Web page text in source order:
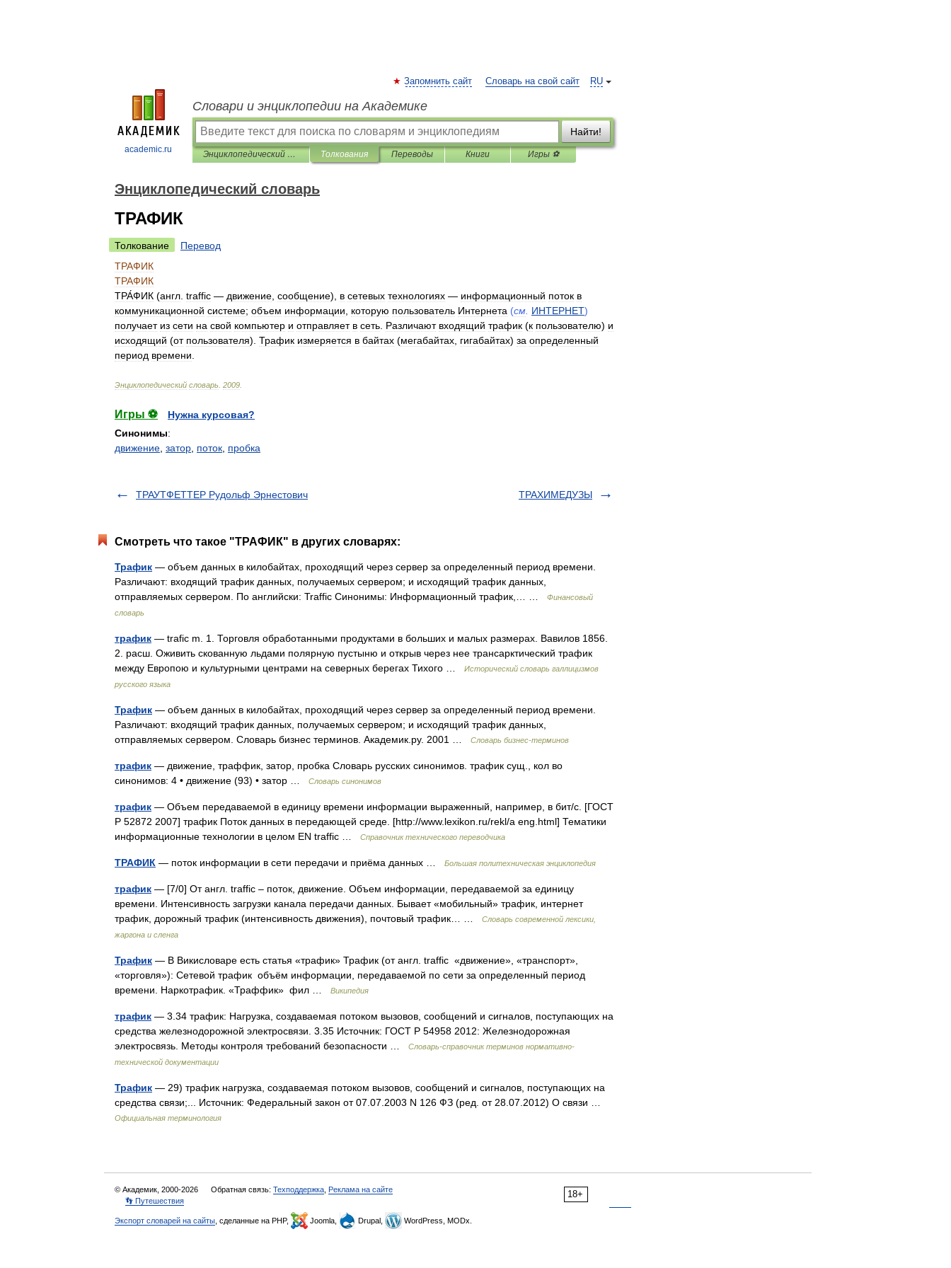
academic.ru
RU
Запомнить сайт Словарь на свой сайт
Словари и энциклопедии на Академике
Найти!
Энциклопедический словарь Толкования Переводы Книги Игры ⚽
Энциклопедический словарь
ТРАФИК
Толкование
Перевод
ТРАФИК
ТРАФИК
ТРА́ФИК (англ traffic — движение сообщение), в сетевых технологиях — информационный поток в
коммуникационной системе; объем информации которую пользователь Интернета (см ИНТЕРНЕТ)
получает из сети на свой компьютер и отправляет в сеть Различают входящий трафик (к пользователю) и
исходящий (от пользователя). Трафик измеряется в байтах (мегабайтах гигабайтах) за определенный
период времени
Энциклопедический словарь 2009
Игры ⚽
Нужна курсовая?
Синонимы:
движение затор поток пробка
ТРАУТФЕТТЕР Рудольф Эрнестович ТРАХИМЕДУЗЫ
Смотреть что такое "ТРАФИК" в других словарях:
Трафик — объем данных в килобайтах, проходящий через сервер за определенный период времени.
Различают: входящий трафик данных, получаемых сервером; и исходящий трафик данных,
отправляемых сервером. По английски: Traffic Синонимы: Информационный трафик,… …
Финансовый
словарь
трафик — trafic m. 1. Торговля обработанными продуктами в больших и малых размерах. Вавилов 1856.
2. расш. Оживить скованную льдами полярную пустыню и открыв через нее трансарктический трафик
между Европою и культурными центрами на северных берегах Тихого …
Исторический словарь галлицизмов
русского языка
Трафик — объем данных в килобайтах, проходящий через сервер за определенный период времени.
Различают: входящий трафик данных, получаемых сервером; и исходящий трафик данных,
отправляемых сервером. Словарь бизнес терминов. Академик.ру. 2001 …
Словарь бизнес-терминов
трафик — движение, траффик, затор, пробка Словарь русских синонимов. трафик сущ., кол во
синонимов: 4 • движение (93) • затор …
Словарь синонимов
трафик — Объем передаваемой в единицу времени информации выраженный, например, в бит/с. [ГОСТ
Р 52872 2007] трафик Поток данных в передающей среде. [http://www.lexikon.ru/rekl/a eng.html] Тематики
информационные технологии в целом EN traffic …
Справочник технического переводчика
ТРАФИК — поток информации в сети передачи и приёма данных … Большая политехническая энциклопедия
трафик — [7/0] От англ. traffic – поток, движение. Объем информации, передаваемой за единицу
времени. Интенсивность загрузки канала передачи данных. Бывает «мобильный» трафик, интернет
трафик, дорожный трафик (интенсивность движения), почтовый трафик… …
Cловарь современной лексики,
жаргона и сленга
Трафик — В Викисловаре есть статья «трафик» Трафик (от англ. traffic «движение», «транспорт»,
«торговля»): Сетевой трафик объём информации, передаваемой по сети за определенный период
времени. Наркотрафик. «Траффик» фил …
Википедия
трафик — 3.34 трафик: Нагрузка, создаваемая потоком вызовов, сообщений и сигналов, поступающих на
средства железнодорожной электросвязи. 3.35 Источник: ГОСТ Р 54958 2012: Железнодорожная
электросвязь. Методы контроля требований безопасности …
Словарь-справочник терминов нормативно-
технической документации
Трафик — 29) трафик нагрузка, создаваемая потоком вызовов, сообщений и сигналов, поступающих на
средства связи;... Источник: Федеральный закон от 07.07.2003 N 126 ФЗ (ред. от 28.07.2012) О связи …
Официальная терминология
18+
© Академик, 2000-2026 Обратная связь: Техподдержка Реклама на сайте
👣 Путешествия
Экспорт словарей на сайты , сделанные на PHP, Joomla, Drupal, WordPress, MODx.